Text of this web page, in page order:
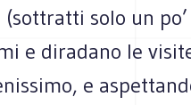
solo un
e diradano le
e